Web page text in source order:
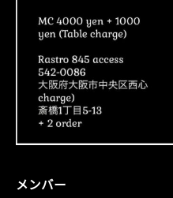
メンバー